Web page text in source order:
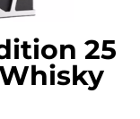
25